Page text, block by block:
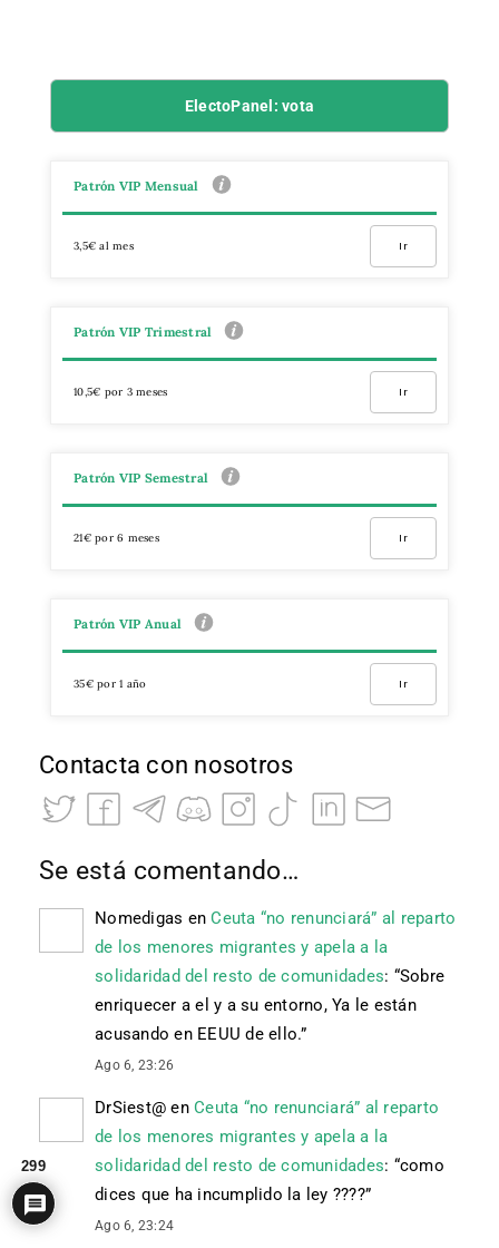
ElectoPanel: vota
Patrón VIP Mensual
3,5€ al mes Ir
Patrón VIP Trimestral
10,5€ por 3 meses Ir
Patrón VIP Semestral
21€ por 6 meses Ir
Patrón VIP Anual
35€ por 1 año Ir
Contacta con nosotros
Se está comentando…
Nomedigas enCeuta “no renunciará” al reparto
de los menores migrantes y apela a la
solidaridad del resto de comunidades: “Sobre
enriquecer a el y a su entorno, Ya le están
acusando en EEUU de ello.”
Ago 6, 23:26
DrSiest@ en Ceuta “no renunciará” al reparto
de los menores migrantes y apela a la
solidaridad del resto de comunidades: “como
dices que ha incumplido la ley ????”
Ago 6, 23:24
299